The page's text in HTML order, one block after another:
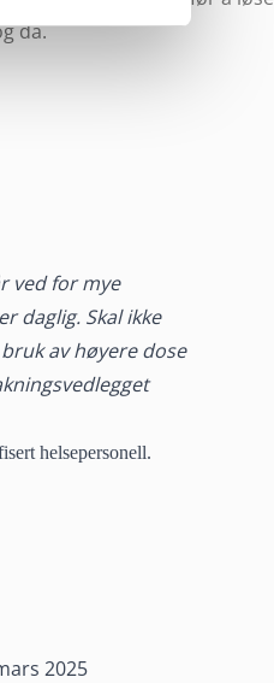
da.
ved for mye
daglig. Skal ikke
av høyere dose
helsepersonell.
2025